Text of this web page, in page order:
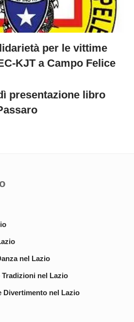
per le vittime
KJT a Campo Felice
presentazione libro
nel Lazio
nel Lazio
Divertimento nel Lazio